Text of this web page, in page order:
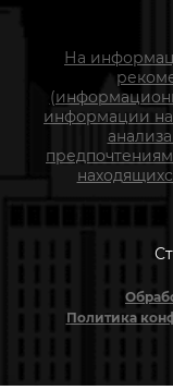
На
информации на
Политика